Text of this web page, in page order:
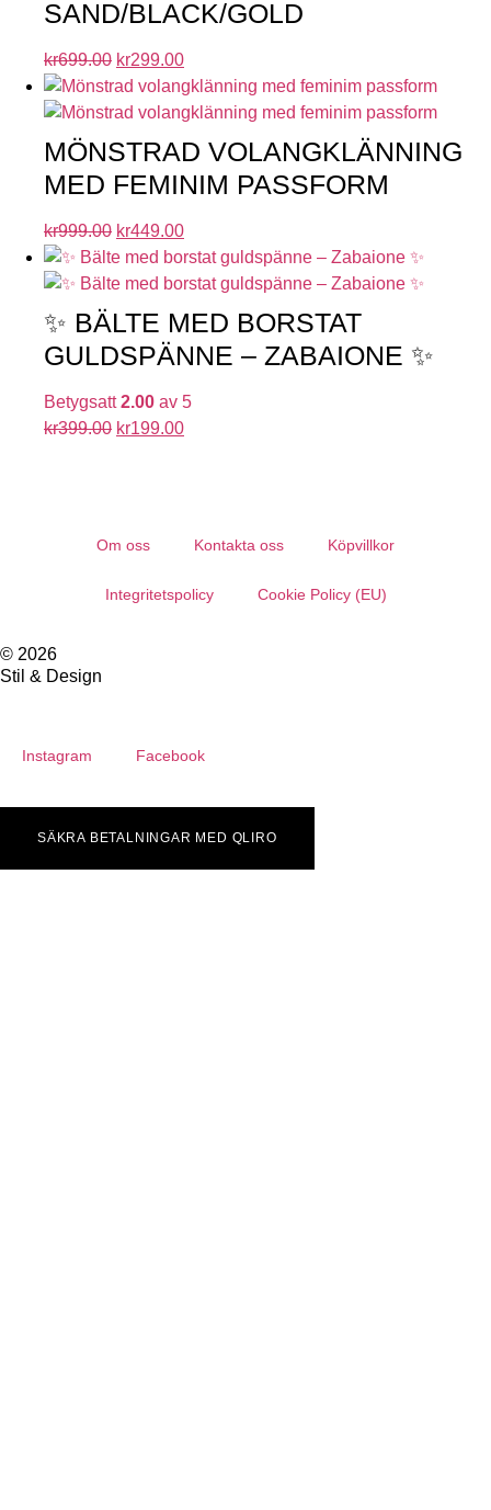
SAND/BLACK/GOLD
kr699.00 kr299.00
MÖNSTRAD VOLANGKLÄNNING
MED FEMINIM PASSFORM
kr999.00 kr449.00
✨ BÄLTE MED BORSTAT
GULDSPÄNNE – ZABAIONE ✨
Betygsatt2.00 av 5
kr399.00 kr199.00
Om oss Kontakta oss Köpvillkor
Integritetspolicy Cookie Policy (EU)
© 2026
Stil & Design
Instagram Facebook
SÄKRA BETALNINGAR MED QLIRO